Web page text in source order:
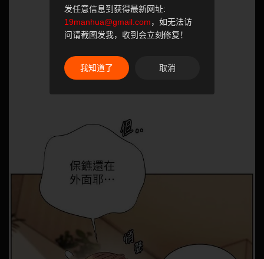
发任意信息到获得最新网址:
19manhua@gmail.com，如无法访
问请截图发我，收到会立刻修复！
我知道了 取消